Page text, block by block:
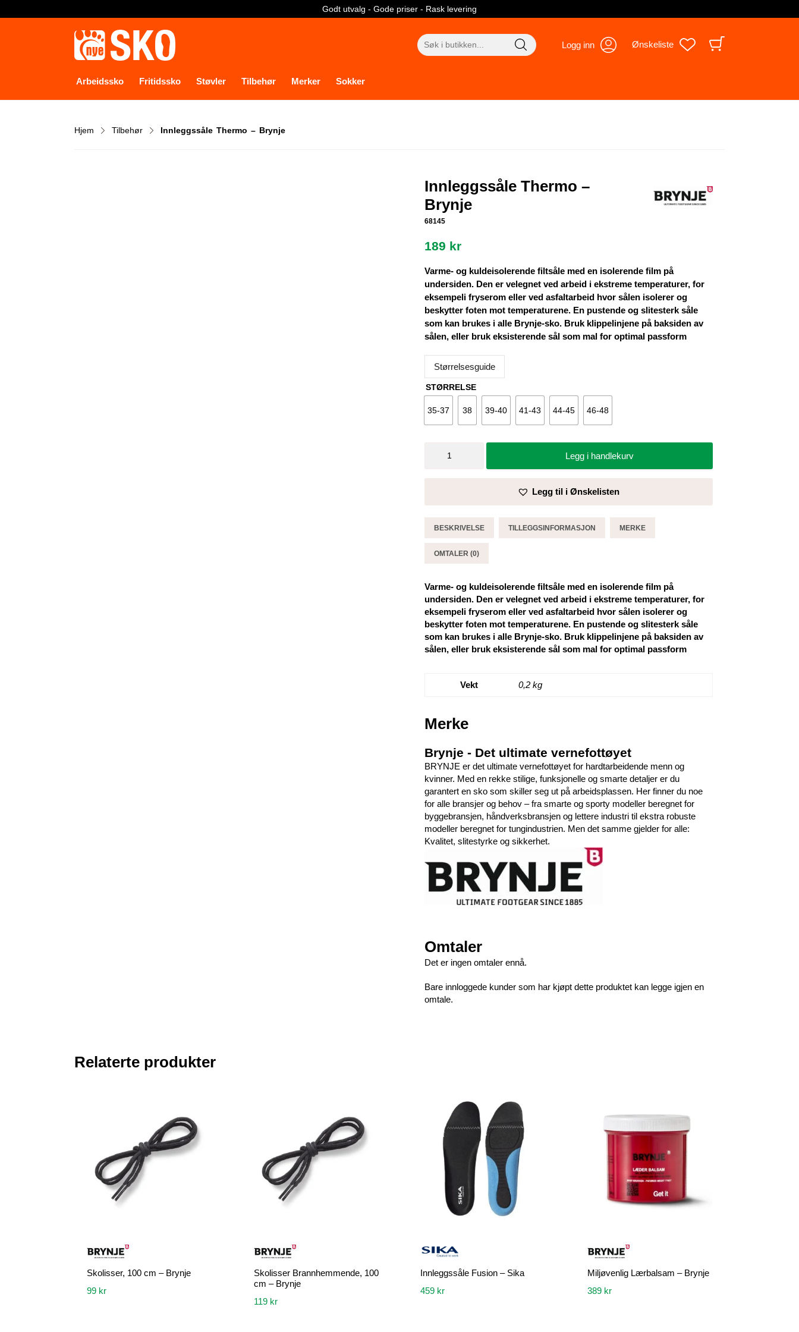
Godt utvalg - Gode priser - Rask levering
Søk
etter:
Logg inn Ønskeliste
Arbeidssko Fritidssko Støvler Tilbehør Merker Sokker
Hjem Tilbehør Innleggssåle Thermo – Brynje
Innleggssåle Thermo –
Brynje
68145
189 kr
Varme- og kuldeisolerende filtsåle med en isolerende film på
undersiden. Den er velegnet ved arbeid i ekstreme temperaturer, for
eksempeli fryserom eller ved asfaltarbeid hvor sålen isolerer og
beskytter foten mot temperaturene. En pustende og slitesterk såle
som kan brukes i alle Brynje-sko. Bruk klippelinjene på baksiden av
sålen, eller bruk eksisterende sål som mal for optimal passform
Størrelsesguide
STØRRELSE
35-37 38 39-40 41-43 44-45 46-48
Thermo
Legg i handlekurv
Legg til i Ønskelisten
BESKRIVELSE TILLEGGSINFORMASJON MERKE
OMTALER (0)
Varme- og kuldeisolerende filtsåle med en isolerende film på
undersiden. Den er velegnet ved arbeid i ekstreme temperaturer, for
eksempeli fryserom eller ved asfaltarbeid hvor sålen isolerer og
beskytter foten mot temperaturene. En pustende og slitesterk såle
som kan brukes i alle Brynje-sko. Bruk klippelinjene på baksiden av
sålen, eller bruk eksisterende sål som mal for optimal passform
Vekt 0,2 kg
Merke
Brynje - Det ultimate vernefottøyet
BRYNJE er det ultimate vernefottøyet for hardtarbeidende menn og
kvinner. Med en rekke stilige, funksjonelle og smarte detaljer er du
garantert en sko som skiller seg ut på arbeidsplassen. Her finner du noe
for alle bransjer og behov – fra smarte og sporty modeller beregnet for
byggebransjen, håndverksbransjen og lettere industri til ekstra robuste
modeller beregnet for tungindustrien. Men det samme gjelder for alle:
Kvalitet, slitestyrke og sikkerhet.
Omtaler
Det er ingen omtaler ennå.
Bare innloggede kunder som har kjøpt dette produktet kan legge igjen en
omtale.
Relaterte produkter
Skolisser, 100 cm – Brynje
99 kr
Skolisser Brannhemmende, 100
cm – Brynje
119 kr
Innleggssåle Fusion – Sika
459 kr
Miljøvenlig Lærbalsam – Brynje
389 kr